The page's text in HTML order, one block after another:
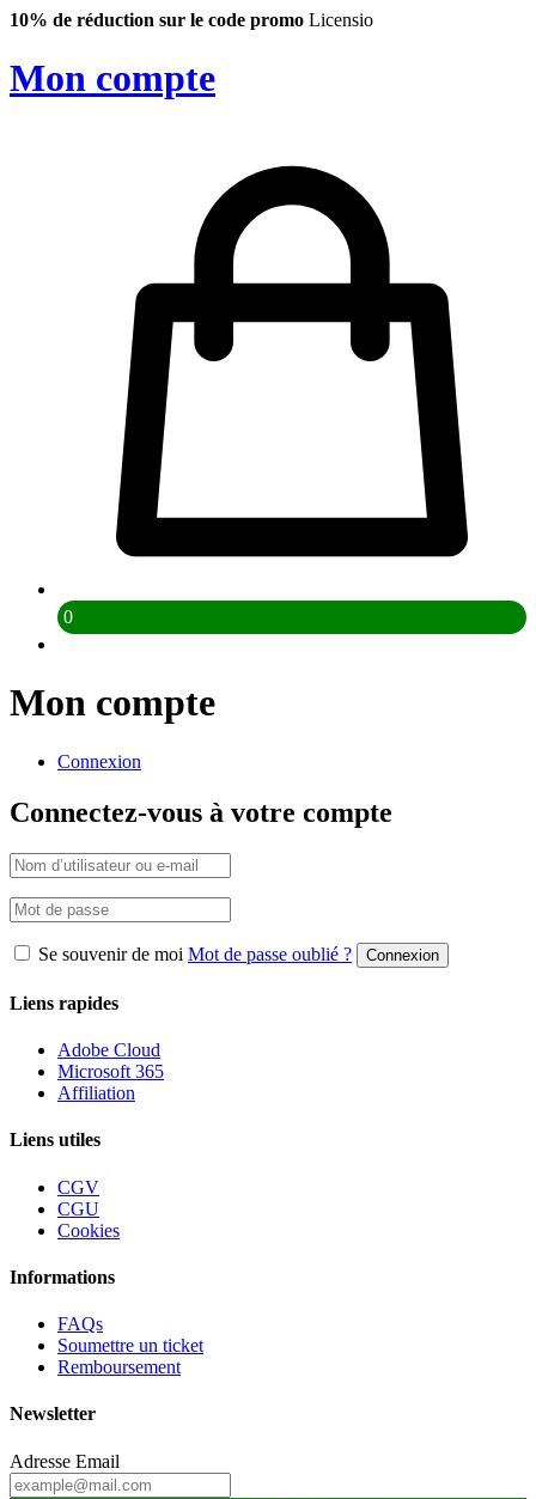
10% de réduction sur le code promo Licensio
Mon compte
0
Mon compte
Connexion
Connectez-vous à votre compte
Se souvenir de moi Mot de passe oublié ? Connexion
Liens rapides
Adobe Cloud
Microsoft 365
Affiliation
Liens utiles
CGV
CGU
Cookies
Informations
FAQs
Soumettre un ticket
Remboursement
Newsletter
Adresse Email